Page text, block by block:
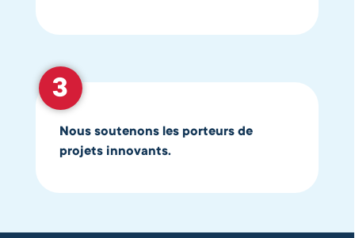
Nous soutenons les porteurs de
projets innovants.